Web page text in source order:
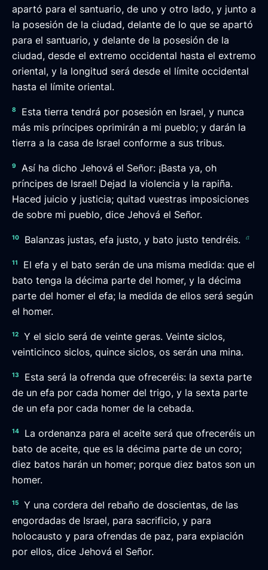
apartó para el santuario, de uno y otro lado, y junto a
la posesión de la ciudad, delante de lo que se apartó
para el santuario, y delante de la posesión de la
ciudad, desde el extremo occidental hasta el extremo
oriental, y la longitud será desde el límite occidental
hasta el límite oriental.
8
Esta tierra tendrá por posesión en Israel, y nunca
más mis príncipes oprimirán a mi pueblo; y darán la
tierra a la casa de Israel conforme a sus tribus.
9
Así ha dicho Jehová el Señor: ¡Basta ya, oh
príncipes de Israel! Dejad la violencia y la rapiña.
Haced juicio y justicia; quitad vuestras imposiciones
de sobre mi pueblo, dice Jehová el Señor.
10 Balanzas justas, efa justo, y bato justo tendréis. a
11
El efa y el bato serán de una misma medida: que el
bato tenga la décima parte del homer, y la décima
parte del homer el efa; la medida de ellos será según
el homer.
12
Y el siclo será de veinte geras. Veinte siclos,
veinticinco siclos, quince siclos, os serán una mina.
13
Esta será la ofrenda que ofreceréis: la sexta parte
de un efa por cada homer del trigo, y la sexta parte
de un efa por cada homer de la cebada.
14
La ordenanza para el aceite será que ofreceréis un
bato de aceite, que es la décima parte de un coro;
diez batos harán un homer; porque diez batos son un
homer.
15
Y una cordera del rebaño de doscientas, de las
engordadas de Israel, para sacrificio, y para
holocausto y para ofrendas de paz, para expiación
por ellos, dice Jehová el Señor.